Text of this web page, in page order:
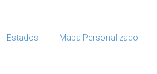
Estados Mapa Personalizado